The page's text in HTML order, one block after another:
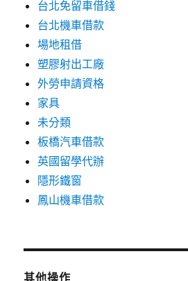
台北免留車借錢
台北機車借款
場地租借
塑膠射出工廠
外勞申請資格
家具
未分類
板橋汽車借款
英國留學代辦
隱形鐵窗
鳳山機車借款
其他操作